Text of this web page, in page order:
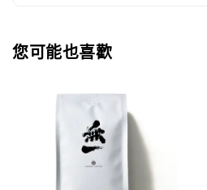
您可能也喜歡